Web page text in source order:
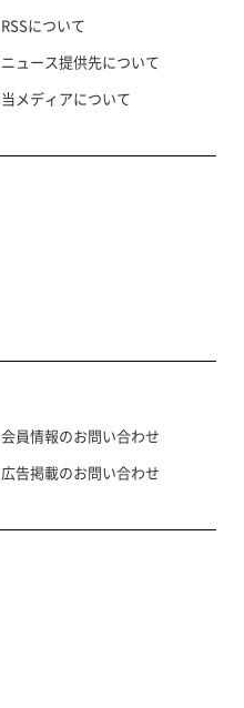
RSSについて
ニュース提供先について
当メディアについて
会員情報のお問い合わせ
広告掲載のお問い合わせ